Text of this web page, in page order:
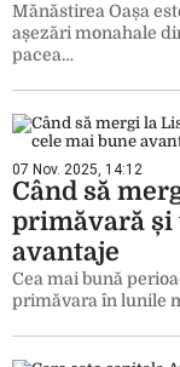
Mănăstirea Oașa
așezări monahale
pacea…
07 Nov. 2025, 14:12
Când să
primăvară și
avantaje
Cea mai bună
primăvara în lunile